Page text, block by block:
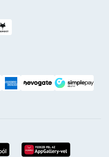
play-röl
letöltés az app-store-ból
letöltés